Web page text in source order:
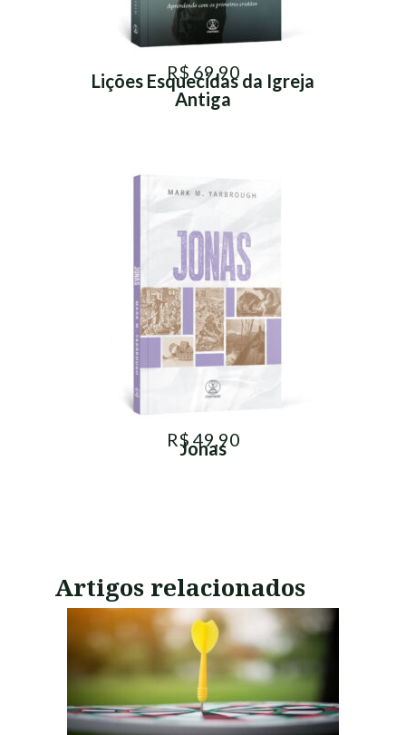
R$ 69,90
Lições Esquecidas da Igreja
Antiga
R$ 49,90
Jonas
Artigos relacionados